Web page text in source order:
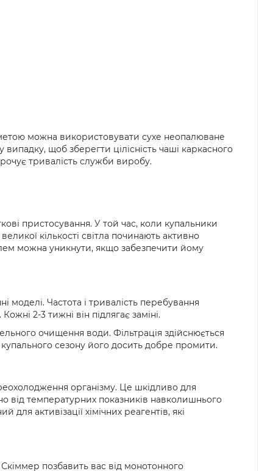
можна використовувати сухе неопалюване
щоб зберегти цілісність чаші каркасного
тривалість служби виробу.
пристосування. У той час, коли купальники
кількості світла починають активно
можна уникнути, якщо забезпечити йому
моделі. Частота і тривалість перебування
2-3 тижні він підлягає заміні.
очищення води. Фільтрація здійснюється
сезону його досить добре промити.
організму. Це шкідливо для
від температурних показників навколишнього
активізації хімічних реагентів, які
позбавить вас від монотонного